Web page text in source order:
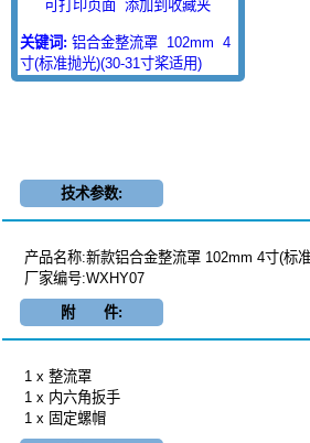
可打印页面
添加到收藏夹
关键词: 铝合金整流罩 102mm 4
寸(标准抛光)(30-31寸桨适用)
技术参数:
产品名称:新款铝合金整流罩 102mm 4寸(标
厂家编号:WXHY07
附 件:
1 x 整流罩
1 x 内六角扳手
1 x 固定螺帽